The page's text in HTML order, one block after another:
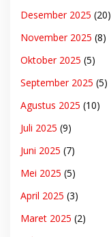
Desember 2025 (20)
November 2025 (8)
Oktober 2025 (5)
September 2025 (5)
Agustus 2025 (10)
Juli 2025 (9)
Juni 2025 (7)
Mei 2025 (5)
April 2025 (3)
Maret 2025 (2)